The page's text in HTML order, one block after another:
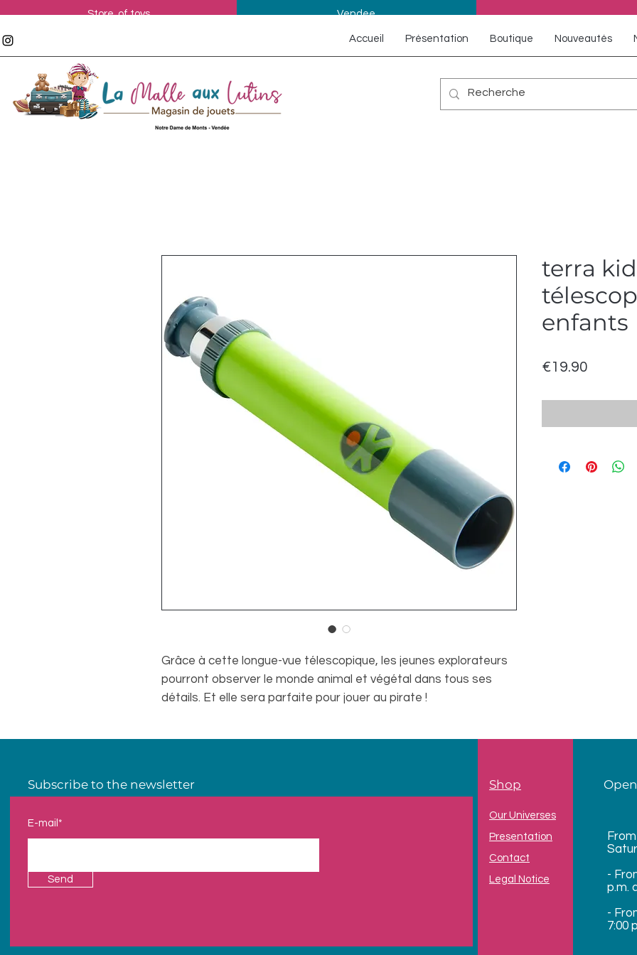
Store of toys Vendee
Accueil Présentation Boutique Nouveautés
Grâce à cette longue-vue télescopique, les jeunes explorateurs
pourront observer le monde animal et végétal dans tous ses
détails. Et elle sera parfaite pour jouer au pirate !
terra
enfants
€19.90
Subscribe to the newsletter
E-mail*
Send
Shop
Our Universes
Presentation
Contact
Legal Notice
-
p.m.
-
7:00